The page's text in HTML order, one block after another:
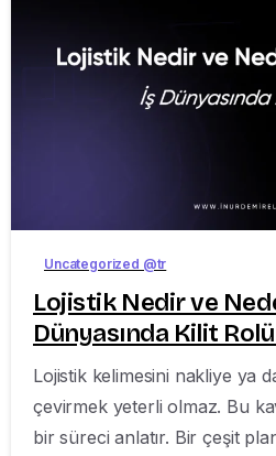
Uncategorized @tr
Lojistik Nedir ve
Dünyasında Kilit
Lojistik kelimesini nakliye ya
çevirmek yeterli olmaz. Bu
bir süreci anlatır. Bir çeşit